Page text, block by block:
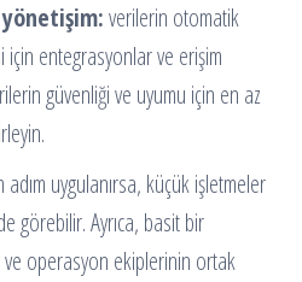
verilerin otomatik
entegrasyonlar ve erişim
güvenliği ve uyumu için en az
uygulanırsa, küçük işletmeler
görebilir. Ayrıca, basit bir
ve operasyon ekiplerinin ortak